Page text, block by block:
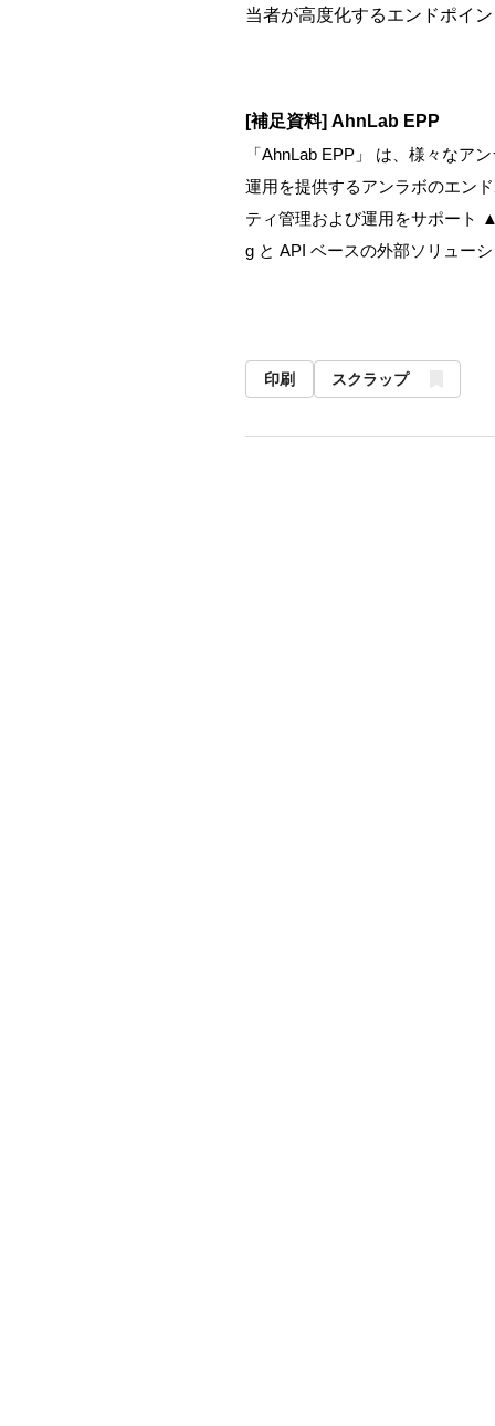
当者が高度化するエンドポイ
[補足資料] AhnLab EPP
「 AhnLab EPP 」 は、様々なア
運用を提供するアンラボのエン
ティ管理および運用をサポート
g と API ベースの外部ソリュー
印刷 スクラップ